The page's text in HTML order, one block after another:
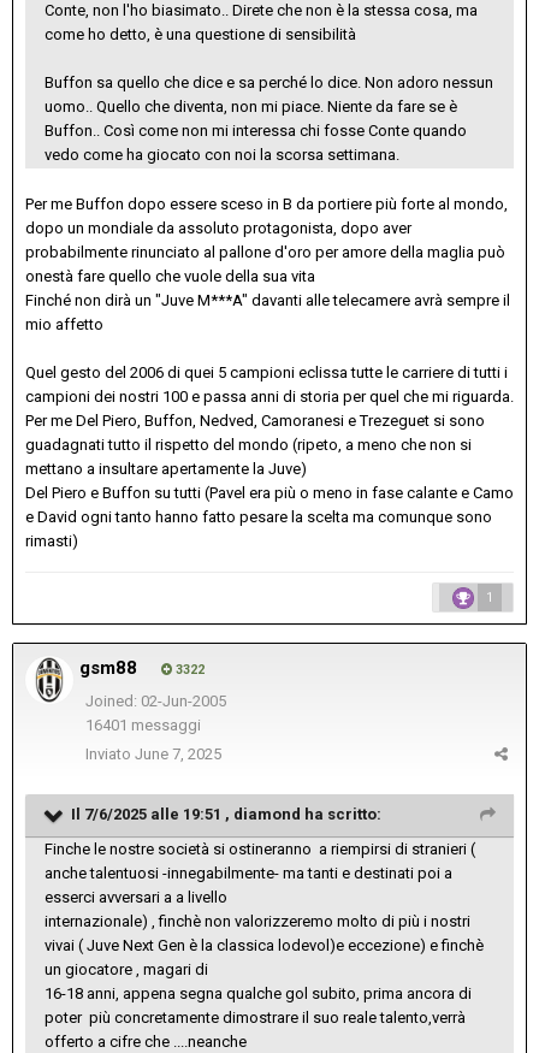
Conte, non l'ho biasimato.. Direte che non è la stessa cosa, ma
come ho detto, è una questione di sensibilità
Buffon sa quello che dice e sa perché lo dice. Non adoro nessun
uomo.. Quello che diventa, non mi piace. Niente da fare se è
Buffon.. Così come non mi interessa chi fosse Conte quando
vedo come ha giocato con noi la scorsa settimana.
Per me Buffon dopo essere sceso in B da portiere più forte al mondo,
dopo un mondiale da assoluto protagonista, dopo aver
probabilmente rinunciato al pallone d'oro per amore della maglia può
onestà fare quello che vuole della sua vita
Finché non dirà un "Juve M***A" davanti alle telecamere avrà sempre il
mio affetto
Quel gesto del 2006 di quei 5 campioni eclissa tutte le carriere di tutti i
campioni dei nostri 100 e passa anni di storia per quel che mi riguarda.
Per me Del Piero, Buffon, Nedved, Camoranesi e Trezeguet si sono
guadagnati tutto il rispetto del mondo (ripeto, a meno che non si
mettano a insultare apertamente la Juve)
Del Piero e Buffon su tutti (Pavel era più o meno in fase calante e Camo
e David ogni tanto hanno fatto pesare la scelta ma comunque sono
rimasti)
1
gsm88 3322
Joined: 02-Jun-2005
16401 messaggi
Inviato June 7, 2025
Il 7/6/2025 alle 19:51 , diamond ha scritto:
Finche le nostre società si ostineranno a riempirsi di stranieri (
anche talentuosi -innegabilmente- ma tanti e destinati poi a
esserci avversari a a livello
internazionale) , finchè non valorizzeremo molto di più i nostri
vivai ( Juve Next Gen è la classica lodevol)e eccezione) e finchè
un giocatore , magari di
16-18 anni, appena segna qualche gol subito, prima ancora di
poter più concretamente dimostrare il suo reale talento,verrà
offerto a cifre che ....neanche